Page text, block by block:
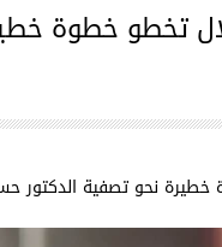
تخطو خطوة
نحو تصفية الدكتور